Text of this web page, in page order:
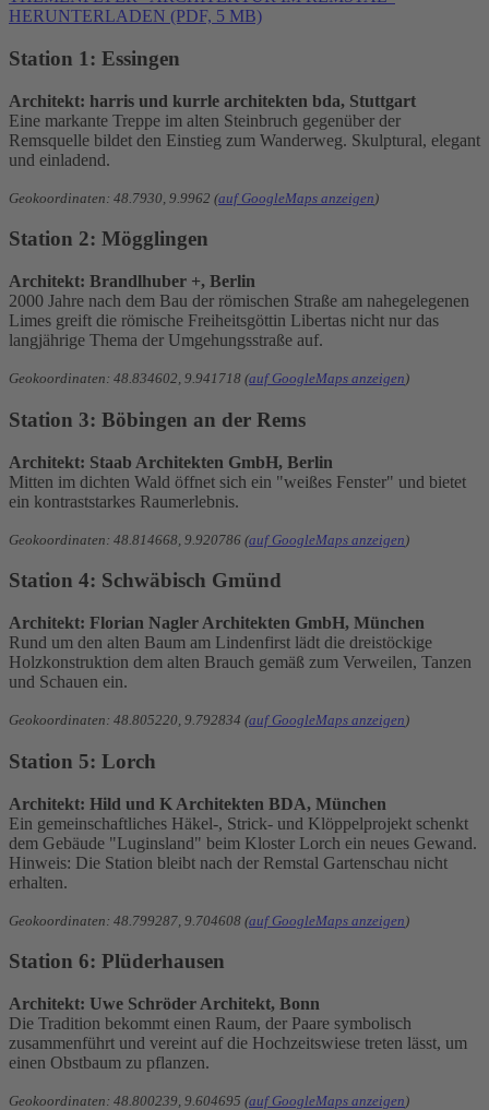
HERUNTERLADEN (PDF, 5 MB)
Station 1: Essingen
Architekt: harris und kurrle architekten bda, Stuttgart
Eine markante Treppe im alten Steinbruch gegenüber der
Remsquelle bildet den Einstieg zum Wanderweg. Skulptural, elegant
und einladend.
Geokoordinaten: 48.7930, 9.9962 (auf GoogleMaps anzeigen)
Station 2: Mögglingen
Architekt: Brandlhuber +, Berlin
2000 Jahre nach dem Bau der römischen Straße am nahegelegenen
Limes greift die römische Freiheitsgöttin Libertas nicht nur das
langjährige Thema der Umgehungsstraße auf.
Geokoordinaten: 48.834602, 9.941718 (auf GoogleMaps anzeigen)
Station 3: Böbingen an der Rems
Architekt: Staab Architekten GmbH, Berlin
Mitten im dichten Wald öffnet sich ein "weißes Fenster" und bietet
ein kontraststarkes Raumerlebnis.
Geokoordinaten: 48.814668, 9.920786 (auf GoogleMaps anzeigen)
Station 4: Schwäbisch Gmünd
Architekt: Florian Nagler Architekten GmbH, München
Rund um den alten Baum am Lindenfirst lädt die dreistöckige
Holzkonstruktion dem alten Brauch gemäß zum Verweilen, Tanzen
und Schauen ein.
Geokoordinaten: 48.805220, 9.792834 (auf GoogleMaps anzeigen)
Station 5: Lorch
Architekt: Hild und K Architekten BDA, München
Ein gemeinschaftliches Häkel-, Strick- und Klöppelprojekt schenkt
dem Gebäude "Luginsland" beim Kloster Lorch ein neues Gewand.
Hinweis: Die Station bleibt nach der Remstal Gartenschau nicht
erhalten.
Geokoordinaten: 48.799287, 9.704608 (auf GoogleMaps anzeigen)
Station 6: Plüderhausen
Architekt: Uwe Schröder Architekt, Bonn
Die Tradition bekommt einen Raum, der Paare symbolisch
zusammenführt und vereint auf die Hochzeitswiese treten lässt, um
einen Obstbaum zu pflanzen.
Geokoordinaten: 48.800239, 9.604695 (auf GoogleMaps anzeigen)